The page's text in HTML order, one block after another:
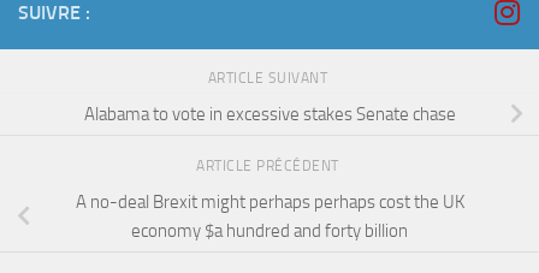
SUIVRE :
ARTICLE SUIVANT
Alabama to vote in excessive stakes Senate chase
ARTICLE PRÉCÉDENT
A no-deal Brexit might perhaps perhaps cost the UK
economy $a hundred and forty billion